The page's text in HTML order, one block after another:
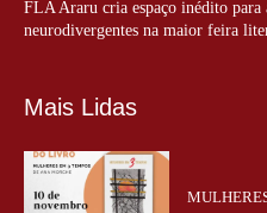
FLA Araru cria espaço inédito para
neurodivergentes na maior feira
Mais Lidas